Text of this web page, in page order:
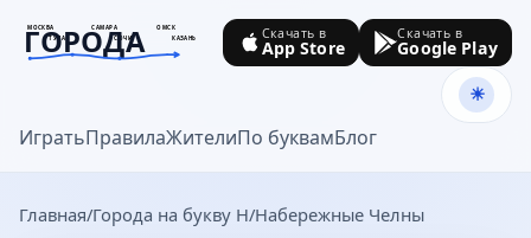
МОСКВА САМАРА
ОМСК
ТУЛА
СОЧИ КАЗАНЬ
ГОРОДА
goroda-na.ru
ИгратьПравилаЖителиПо буквамБлог
Скачать в
App Store
Скачать в
Google Play
Главная Города на букву Н Набережные Челны